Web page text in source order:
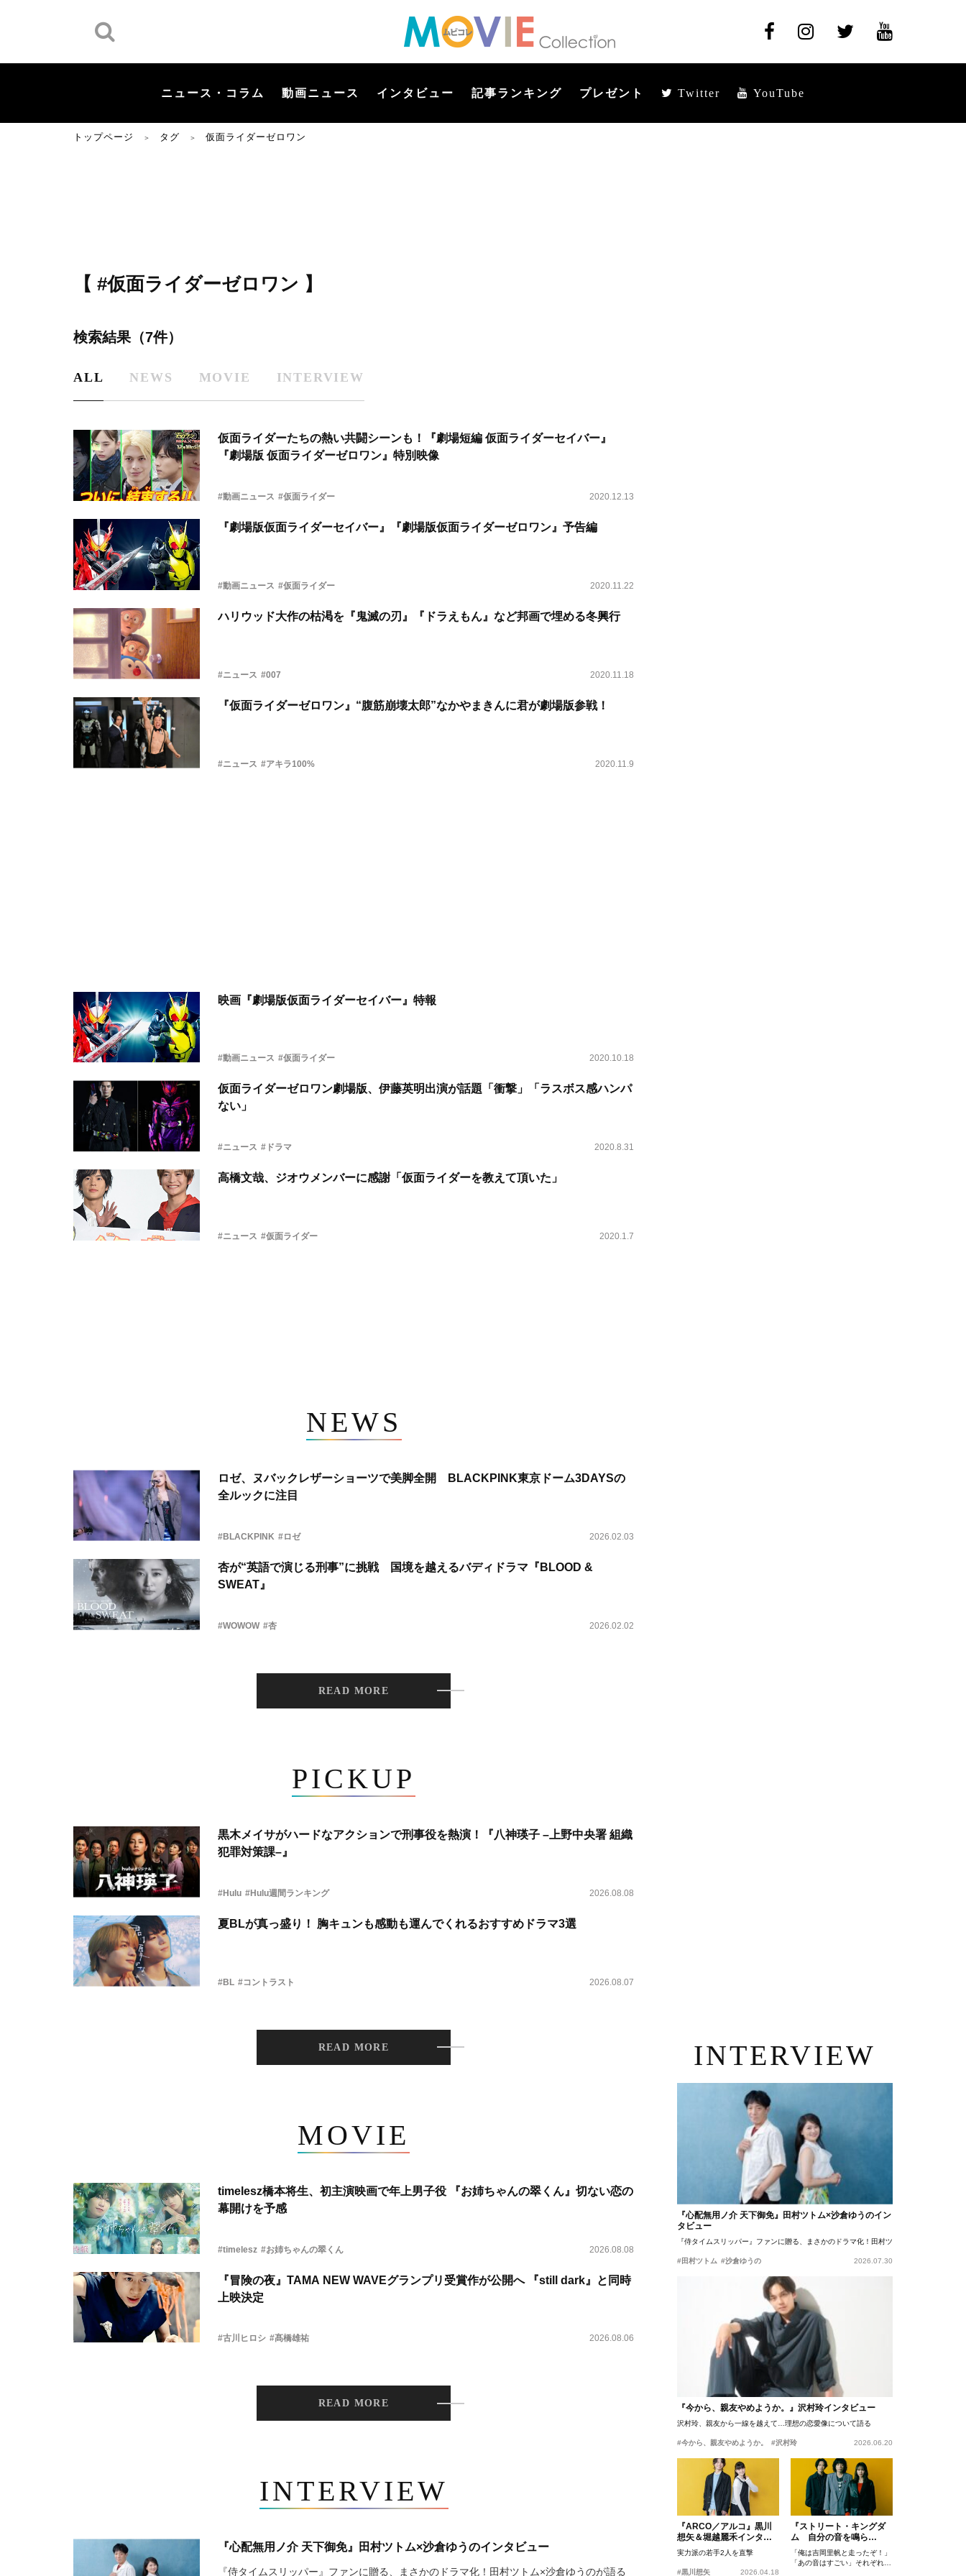
ニュース・コラム 動画ニュース インタビュー 記事ランキング プレゼント Twitter YouTube
トップページ ＞ タグ ＞ 仮面ライダーゼロワン
【 #仮面ライダーゼロワン 】
検索結果（7件）
ALL NEWS MOVIE INTERVIEW
仮面ライダーたちの熱い共闘シーンも！『劇場短編 仮面ライダーセイバー』
『劇場版 仮面ライダーゼロワン』特別映像
#動画ニュース #仮面ライダー 2020.12.13
『劇場版仮面ライダーセイバー』『劇場版仮面ライダーゼロワン』予告編
#動画ニュース #仮面ライダー 2020.11.22
ハリウッド大作の枯渇を『鬼滅の刃』『ドラえもん』など邦画で埋める冬興行
#ニュース #007 2020.11.18
『仮面ライダーゼロワン』“腹筋崩壊太郎”なかやまきんに君が劇場版参戦！
#ニュース #アキラ100% 2020.11.9
映画『劇場版仮面ライダーセイバー』特報
#動画ニュース #仮面ライダー 2020.10.18
仮面ライダーゼロワン劇場版、伊藤英明出演が話題「衝撃」「ラスボス感ハンパ
ない」
#ニュース #ドラマ 2020.8.31
高橋文哉、ジオウメンバーに感謝「仮面ライダーを教えて頂いた」
#ニュース #仮面ライダー 2020.1.7
NEWS
ロゼ、ヌバックレザーショーツで美脚全開 BLACKPINK東京ドーム3DAYSの
全ルックに注目
#BLACKPINK #ロゼ 2026.02.03
杏が“英語で演じる刑事”に挑戦 国境を越えるバディドラマ『BLOOD &
SWEAT』
#WOWOW #杏 2026.02.02
READ MORE
PICKUP
黒木メイサがハードなアクションで刑事役を熱演！『八神瑛子 –上野中央署 組織
犯罪対策課–』
#Hulu #Hulu週間ランキング 2026.08.08
夏BLが真っ盛り！ 胸キュンも感動も運んでくれるおすすめドラマ3選
#BL #コントラスト 2026.08.07
READ MORE
MOVIE
timelesz橋本将生、初主演映画で年上男子役 『お姉ちゃんの翠くん』切ない恋の
幕開けを予感
#timelesz #お姉ちゃんの翠くん 2026.08.08
『冒険の夜』TAMA NEW WAVEグランプリ受賞作が公開へ 『still dark』と同時
上映決定
#古川ヒロシ #髙橋雄祐 2026.08.06
READ MORE
INTERVIEW
『心配無用ノ介 天下御免』田村ツトム×沙倉ゆうのインタビュー
『侍タイムスリッパー』ファンに贈る、まさかのドラマ化！田村ツトム×沙倉ゆうのが語る
INTERVIEW
『心配無用ノ介 天下御免』田村ツトム×沙倉ゆうのイン
タビュー
『侍タイムスリッパー』ファンに贈る、まさかのドラマ化！田村ツトム×沙倉ゆうのが語
#田村ツトム #沙倉ゆうの 2026.07.30
『今から、親友やめようか。』沢村玲インタビュー
沢村玲、親友から一線を越えて…理想の恋愛像について語る
#今から、親友やめようか。 #沢村玲 2026.06.20
『ARCO／アルコ』黒川
想矢＆堀越麗禾インタビ
ュー
実力派の若手2人を直撃
#黒川想矢 2026.04.18
『ストリート・キングダ
ム 自分の音を鳴ら
せ。』峯田和伸、若葉竜
也、吉岡里帆インタビュ
ー
「俺は吉岡里帆と走ったぞ！」
「あの音はすごい」それぞれの